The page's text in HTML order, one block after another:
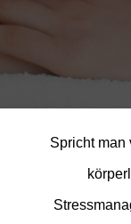
Spricht man